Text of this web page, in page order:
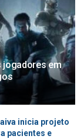
jogadores em
inicia projeto
pacientes e